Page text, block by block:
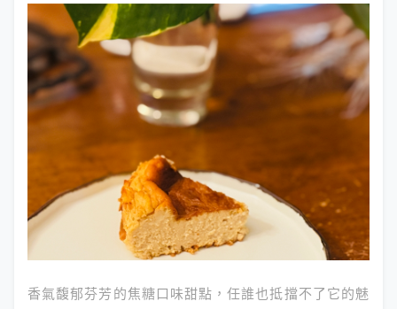
香氣馥郁芬芳的焦糖口味甜點，任誰也抵擋不了它的魅